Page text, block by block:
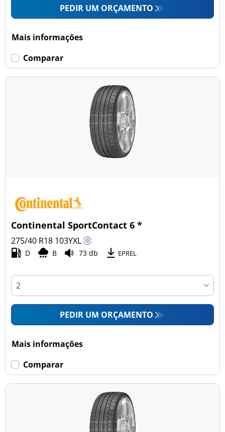
PEDIR UM ORÇAMENTO
Mais informações
Comparar
Continental SportContact 6 *
275/40 R18 103YXL
D B 73 db EPREL
PEDIR UM ORÇAMENTO
Mais informações
Comparar